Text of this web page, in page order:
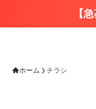
【
ホーム チラシ